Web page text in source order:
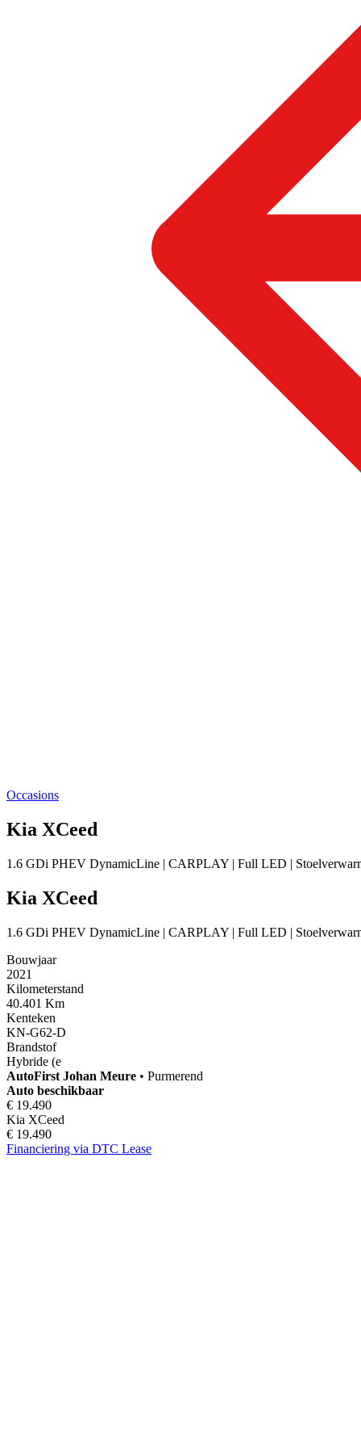
Occasions
Kia XCeed
1.6 GDi PHEV DynamicLine | CARPLAY | Full LED |
Kia XCeed
1.6 GDi PHEV DynamicLine | CARPLAY | Full LED |
Bouwjaar
2021
Kilometerstand
40.401 Km
Kenteken
KN-G62-D
Brandstof
Hybride (e
AutoFirst Johan Meure • Purmerend
Auto beschikbaar
€ 19.490
Kia XCeed
€ 19.490
Financiering via DTC Lease